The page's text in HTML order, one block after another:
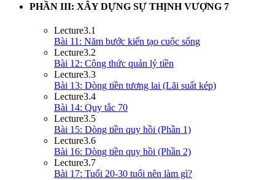
PHẦN III: XÂY DỰNG SỰ THỊNH VƯỢNG 7
Lecture3.1
Bài 11: Năm bước kiến tạo cuộc sống
Lecture3.2
Bài 12: Công thức quản lý tiền
Lecture3.3
Bài 13: Dòng tiền tương lai (Lãi suất kép)
Lecture3.4
Bài 14: Quy tắc 70
Lecture3.5
Bài 15: Dòng tiền quy hồi (Phần 1)
Lecture3.6
Bài 16: Dòng tiền quy hồi (Phần 2)
Lecture3.7
Bài 17: Tuổi 20-30 tuổi nên làm gì?